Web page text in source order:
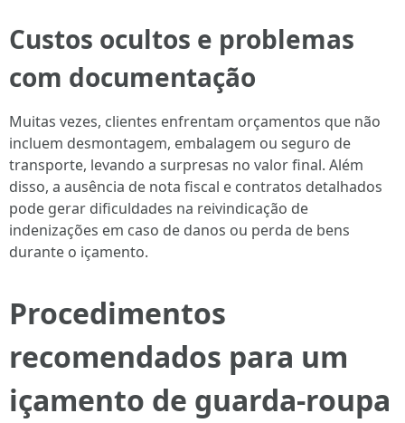
Custos ocultos e problemas
com documentação
Muitas vezes, clientes enfrentam orçamentos que não
incluem desmontagem, embalagem ou seguro de
transporte, levando a surpresas no valor final. Além
disso, a ausência de nota fiscal e contratos detalhados
pode gerar dificuldades na reivindicação de
indenizações em caso de danos ou perda de bens
durante o içamento.
Procedimentos
recomendados para um
içamento de guarda-roupa